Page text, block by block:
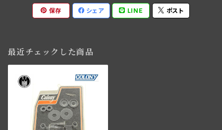
保存 シェア LINE ポスト
最近チェックした商品